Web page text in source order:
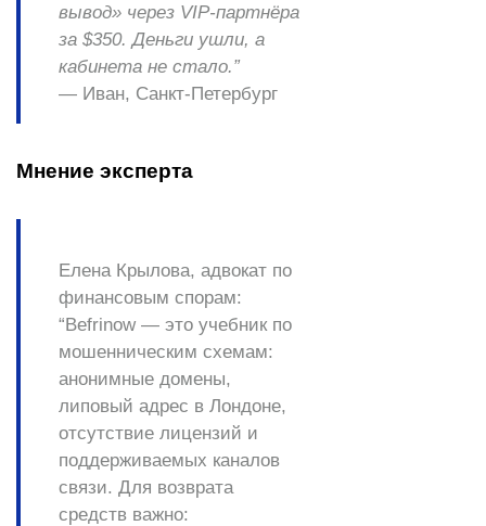
вывод» через VIP-партнёра
за $350. Деньги ушли, а
кабинета не стало.”
— Иван, Санкт-Петербург
Мнение эксперта
Елена Крылова, адвокат по
финансовым спорам:
“Befrinow — это учебник по
мошенническим схемам:
анонимные домены,
липовый адрес в Лондоне,
отсутствие лицензий и
поддерживаемых каналов
связи. Для возврата
средств важно: